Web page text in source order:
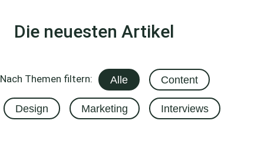
Die neuesten Artikel
Nach Themen filtern: Alle Content
Design Marketing Interviews